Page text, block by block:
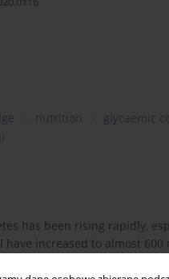
nutrition glycaemic
has been rising rapidly,
increased to almost
education as one of